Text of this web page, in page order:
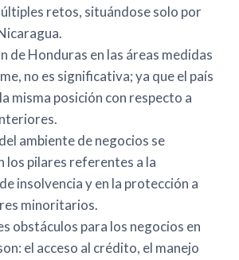
retos, situándose solo por
de Honduras en las áreas medidas
no es significativa; ya que el país
misma posición con respecto a
ambiente de negocios se
los pilares referentes a la
insolvencia y en la protección a
minoritarios.
obstáculos para los negocios en
el acceso al crédito, el manejo